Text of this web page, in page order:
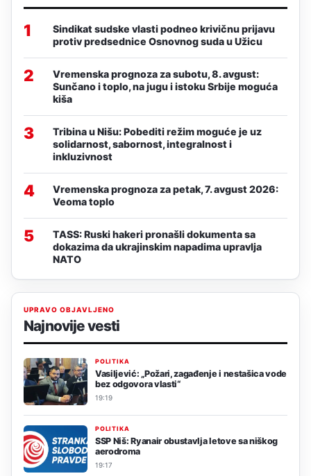
1
Sindikat sudske vlasti podneo krivičnu prijavu
protiv predsednice Osnovnog suda u Užicu
2
Vremenska prognoza za subotu, 8. avgust:
Sunčano i toplo, na jugu i istoku Srbije moguća
kiša
3
Tribina u Nišu: Pobediti režim moguće je uz
solidarnost, sabornost, integralnost i
inkluzivnost
4
Vremenska prognoza za petak, 7. avgust 2026:
Veoma toplo
5
TASS: Ruski hakeri pronašli dokumenta sa
dokazima da ukrajinskim napadima upravlja
NATO
UPRAVO OBJAVLJENO
Najnovije vesti
POLITIKA
Vasiljević: „Požari, zagađenje i nestašica vode
bez odgovora vlasti“
19:19
POLITIKA
SSP Niš: Ryanair obustavlja letove sa niškog
aerodroma
19:17